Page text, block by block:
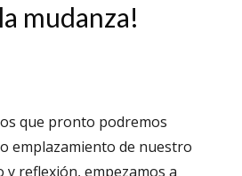
mudanza!
que pronto podremos
emplazamiento de nuestro
y reflexión, empezamos a